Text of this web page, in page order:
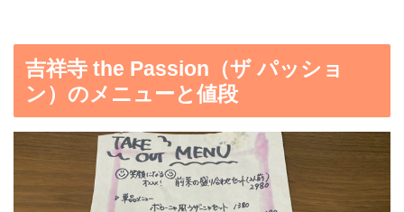
吉祥寺 the Passion（ザ パッショ
ン）のメニューと値段